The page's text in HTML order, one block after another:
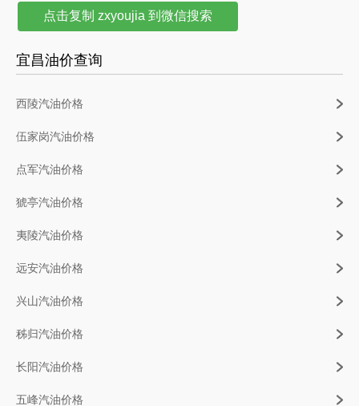
点击复制 zxyoujia 到微信搜索
宜昌油价查询
西陵汽油价格
伍家岗汽油价格
点军汽油价格
猇亭汽油价格
夷陵汽油价格
远安汽油价格
兴山汽油价格
秭归汽油价格
长阳汽油价格
五峰汽油价格